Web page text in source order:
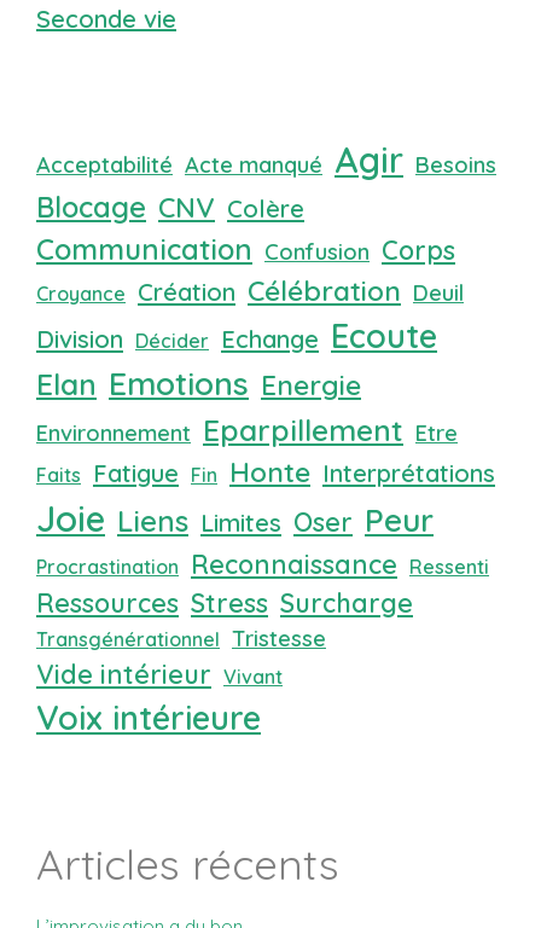
Seconde vie
Acceptabilité Acte manqué Agir Besoins
Blocage CNV Colère
Communication Confusion Corps
Croyance Création Célébration Deuil
Division Décider Echange Ecoute
Elan Emotions Energie
Environnement Eparpillement Etre
Faits Fatigue Fin Honte Interprétations
Joie Liens Limites Oser Peur
Procrastination Reconnaissance Ressenti
Ressources Stress Surcharge
Transgénérationnel Tristesse
Vide intérieur Vivant
Voix intérieure
Articles récents